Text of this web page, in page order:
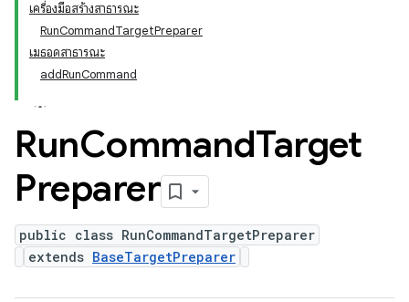
เครื่องมือสร้างสาธารณะ
RunCommandTargetPreparer
เมธอดสาธารณะ
addRunCommand
RunCommandTarget
Preparer
public class RunCommandTargetPreparer
extends BaseTargetPreparer